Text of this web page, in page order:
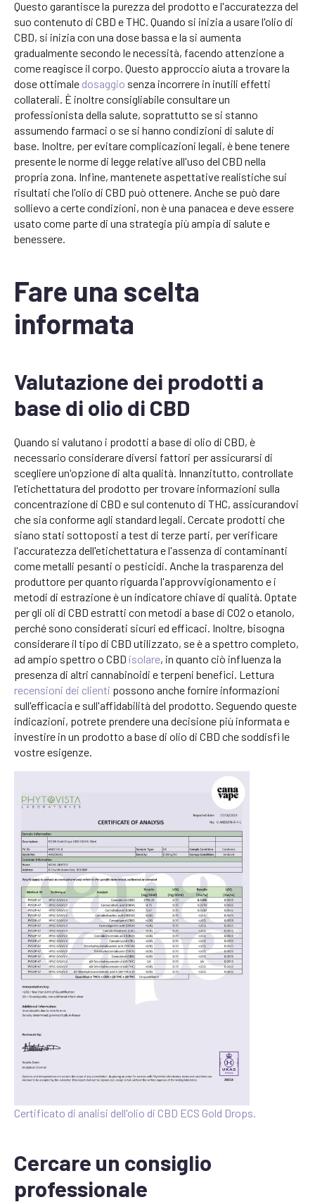
Questo garantisce la purezza del prodotto e l'accuratezza del
suo contenuto di CBD e THC. Quando si inizia a usare l'olio di
CBD, si inizia con una dose bassa e la si aumenta
gradualmente secondo le necessità, facendo attenzione a
come reagisce il corpo. Questo approccio aiuta a trovare la
dose ottimale dosaggio senza incorrere in inutili effetti
collaterali. È inoltre consigliabile consultare un
professionista della salute, soprattutto se si stanno
assumendo farmaci o se si hanno condizioni di salute di
base. Inoltre, per evitare complicazioni legali, è bene tenere
presente le norme di legge relative all'uso del CBD nella
propria zona. Infine, mantenete aspettative realistiche sui
risultati che l'olio di CBD può ottenere. Anche se può dare
sollievo a certe condizioni, non è una panacea e deve essere
usato come parte di una strategia più ampia di salute e
benessere.
Fare una scelta
informata
Valutazione dei prodotti a
base di olio di CBD
Quando si valutano i prodotti a base di olio di CBD, è
necessario considerare diversi fattori per assicurarsi di
scegliere un'opzione di alta qualità. Innanzitutto, controllate
l'etichettatura del prodotto per trovare informazioni sulla
concentrazione di CBD e sul contenuto di THC, assicurandovi
che sia conforme agli standard legali. Cercate prodotti che
siano stati sottoposti a test di terze parti, per verificare
l'accuratezza dell'etichettatura e l'assenza di contaminanti
come metalli pesanti o pesticidi. Anche la trasparenza del
produttore per quanto riguarda l'approvvigionamento e i
metodi di estrazione è un indicatore chiave di qualità. Optate
per gli oli di CBD estratti con metodi a base di CO2 o etanolo,
perché sono considerati sicuri ed efficaci. Inoltre, bisogna
considerare il tipo di CBD utilizzato, se è a spettro completo,
ad ampio spettro o CBD isolare, in quanto ciò influenza la
presenza di altri cannabinoidi e terpeni benefici. Lettura
recensioni dei clienti possono anche fornire informazioni
sull'efficacia e sull'affidabilità del prodotto. Seguendo queste
indicazioni, potrete prendere una decisione più informata e
investire in un prodotto a base di olio di CBD che soddisfi le
vostre esigenze.
Certificato di analisi dell'olio di CBD ECS Gold Drops.
Cercare un consiglio
professionale